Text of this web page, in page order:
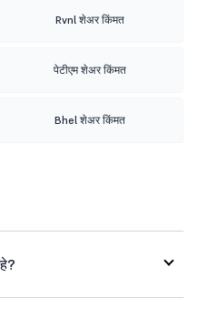
Rvnl शेअर किंमत
पेटीएम शेअर किंमत
Bhel शेअर किंमत